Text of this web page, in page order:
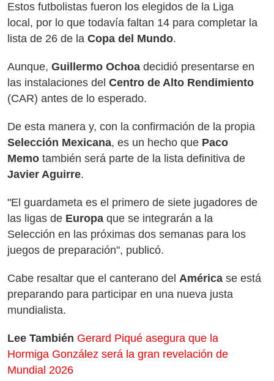
Estos futbolistas fueron los elegidos de la Liga
local, por lo que todavía faltan 14 para completar la
lista de 26 de la Copa del Mundo.
Aunque, Guillermo Ochoa decidió presentarse en
las instalaciones del Centro de Alto Rendimiento
(CAR) antes de lo esperado.
De esta manera y, con la confirmación de la propia
Selección Mexicana, es un hecho que Paco
Memo también será parte de la lista definitiva de
Javier Aguirre.
"El guardameta es el primero de siete jugadores de
las ligas de Europa que se integrarán a la
Selección en las próximas dos semanas para los
juegos de preparación", publicó.
Cabe resaltar que el canterano del América se está
preparando para participar en una nueva justa
mundialista.
Lee También Gerard Piqué asegura que la
Hormiga González será la gran revelación de
Mundial 2026